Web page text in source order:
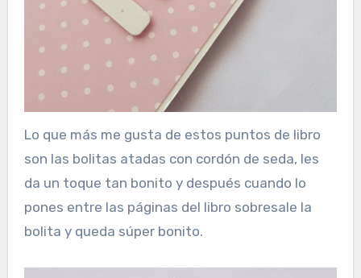
Lo que más me gusta de estos puntos de libro
son las bolitas atadas con cordón de seda, les
da un toque tan bonito y después cuando lo
pones entre las páginas del libro sobresale la
bolita y queda súper bonito.